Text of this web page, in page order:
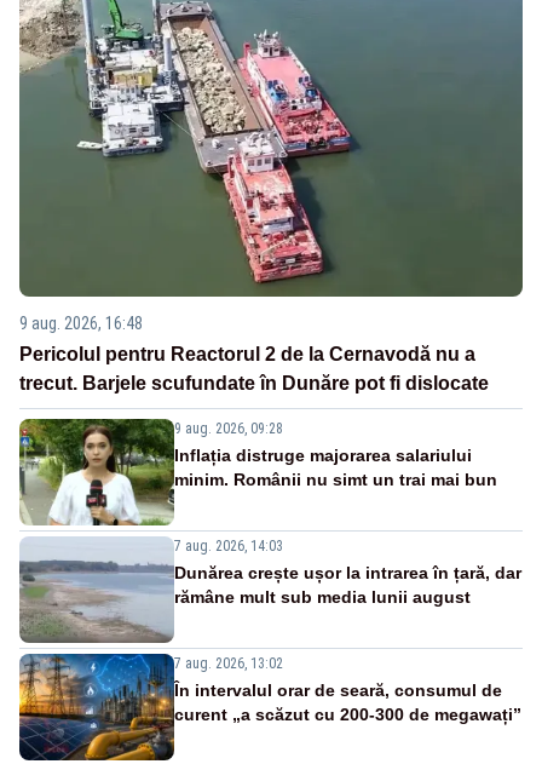
9 aug. 2026, 16:48
Pericolul pentru Reactorul 2 de la Cernavodă nu a
trecut. Barjele scufundate în Dunăre pot fi dislocate
9 aug. 2026, 09:28
Inflația distruge majorarea salariului
minim. Românii nu simt un trai mai bun
7 aug. 2026, 14:03
Dunărea crește ușor la intrarea în țară, dar
rămâne mult sub media lunii august
7 aug. 2026, 13:02
În intervalul orar de seară, consumul de
curent „a scăzut cu 200-300 de megawați”